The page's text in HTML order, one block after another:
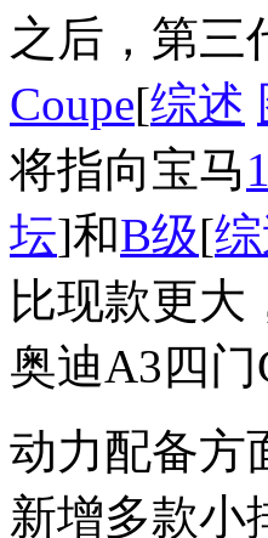
之后，第三
Coupe[综述
将指向宝马
坛]和B级[
比现款更大
奥迪A3四
动力配备方
新增多款小